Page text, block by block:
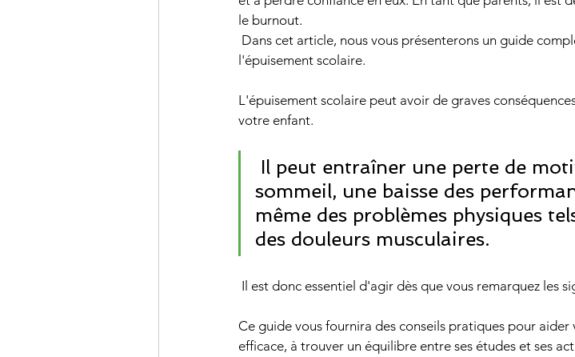
le burnout.
l'épuisement scolaire.
L'épuisement scolaire peut avoir de graves
votre enfant.
sommeil, une baisse des
même des problèmes physiques
des douleurs musculaires.
Il est donc essentiel d'agir dès que vous remarquez les
Ce guide vous fournira des conseils pratiques pour
efficace, à trouver un équilibre entre ses études et ses